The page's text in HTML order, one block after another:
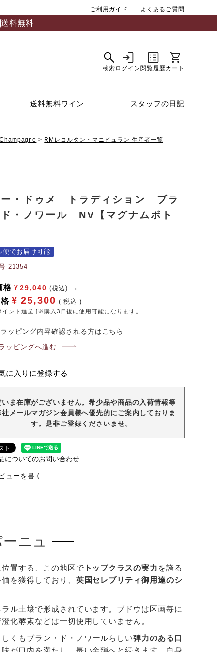
ご利用ガイド よくあるご質問
送料無料
送料無料ワイン スタッフの日記
RMレコルタン・マニピュラン 生産者一覧
ー・ドゥメ トラディション ブラ
・ノワール NV【マグナムボト
便でお届け可能
21354
格 ¥ 29,040 (税込)
¥ 25,300 税込
イント進呈 ]※購入3日後に使用可能になります。
ッピング内容確認される方はこちら
ッピングへ進む
に入りに登録する
いま在庫がございません。希少品や商品の入荷情報等
社メールマガジン会員様へ優先的にご案内しておりま
す。是非ご登録くださいませ。
についてのお問い合わせ
ューを書く
ニュ
置する、この地区で トップクラスの実力 を誇る
を獲得しており、 英国セレブリティ御用達のシ
ル土壌で形成されています。ブドウは区画毎に
化酵素などは一切使用していません。
くもブラン・ド・ノワールらしい弾力のある口
が口内を満たし、長い余韻へと続きます。白身